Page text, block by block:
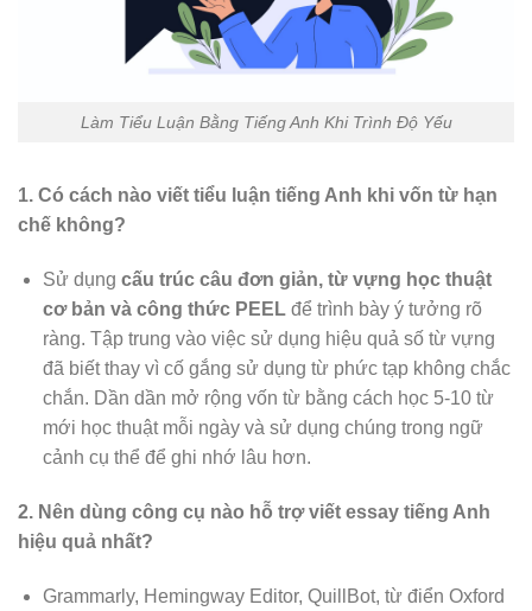
Làm Tiểu Luận Bằng Tiếng Anh Khi Trình Độ Yếu
1. Có cách nào viết tiểu luận tiếng Anh khi vốn từ hạn
chế không?
Sử dụng cấu trúc câu đơn giản, từ vựng học thuật
cơ bản và công thức PEELđể trình bày ý tưởng rõ
ràng. Tập trung vào việc sử dụng hiệu quả số từ vựng
đã biết thay vì cố gắng sử dụng từ phức tạp không chắc
chắn. Dần dần mở rộng vốn từ bằng cách học 5-10 từ
mới học thuật mỗi ngày và sử dụng chúng trong ngữ
cảnh cụ thể để ghi nhớ lâu hơn.
2. Nên dùng công cụ nào hỗ trợ viết essay tiếng Anh
hiệu quả nhất?
Grammarly, Hemingway Editor, QuillBot, từ điển Oxford